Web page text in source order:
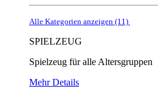
Alle Kategorien anzeigen (11)
SPIELZEUG
Spielzeug für alle Altersgruppen
Mehr Details